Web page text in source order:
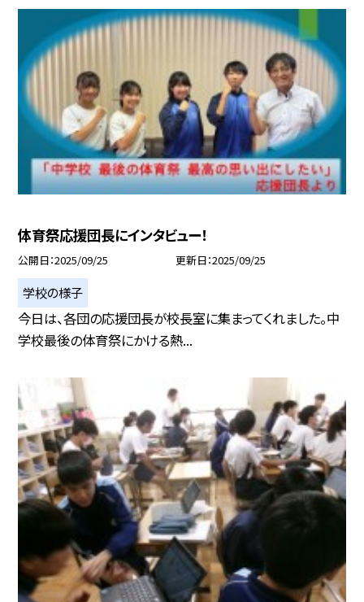
体育祭応援団長にインタビュー！
公開日 2025/09/25 更新日 2025/09/25
学校の様子
今日は、各団の応援団長が校長室に集まってくれました。中
学校最後の体育祭にかける熱...